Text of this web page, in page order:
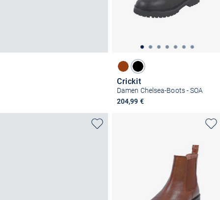
Crickit
Damen Chelsea-Boots - SOA
204,99 €